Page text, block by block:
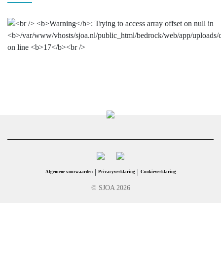
© SJOA 2026
Algemene voorwaarden | Privacyverklaring | Cookieverklaring